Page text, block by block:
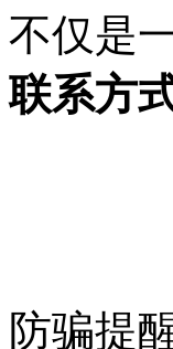
不仅是
联系方
防骗提